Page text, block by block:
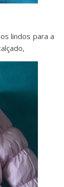
lindos para a